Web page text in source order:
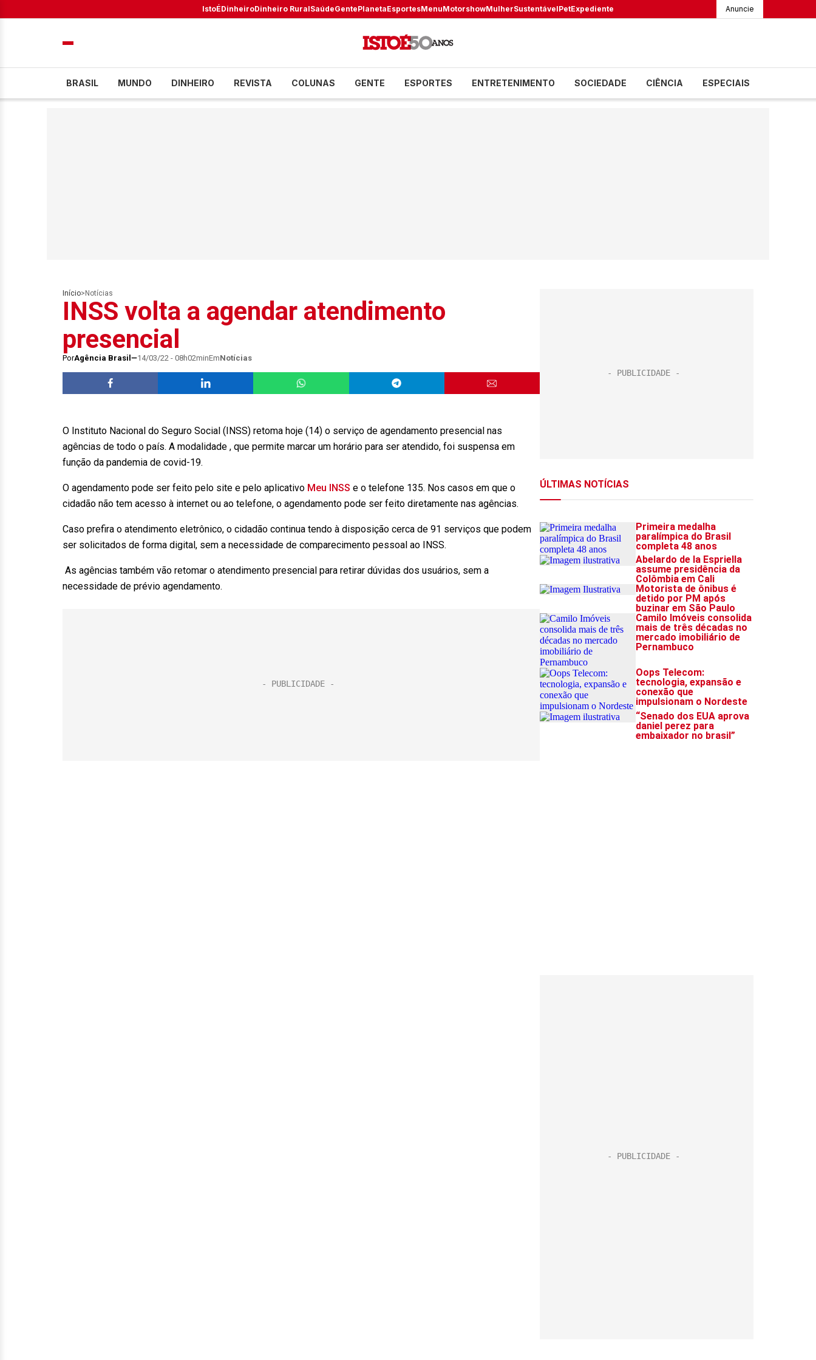
IstoÉDinheiroDinheiro RuralSaúdeGentePlanetaEsportesMenuMotorshowMulherSustentávelPetExpediente Anuncie
BRASIL MUNDO DINHEIRO REVISTA COLUNAS GENTE ESPORTES ENTRETENIMENTO SOCIEDADE CIÊNCIA ESPECIAIS
Início> Notícias
INSS volta a agendar atendimento
presencial
PorAgência Brasil 14/03/22 - 08h02minEmNotícias
O Instituto Nacional do Seguro Social (INSS) retoma hoje (14) o serviço de agendamento presencial nas
agências de todo o país. A modalidade , que permite marcar um horário para ser atendido, foi suspensa em
função da pandemia de covid-19.
O agendamento pode ser feito pelo site e pelo aplicativo Meu INSS e o telefone 135. Nos casos em que o
cidadão não tem acesso à internet ou ao telefone, o agendamento pode ser feito diretamente nas agências.
Caso prefira o atendimento eletrônico, o cidadão continua tendo à disposição cerca de 91 serviços que podem
ser solicitados de forma digital, sem a necessidade de comparecimento pessoal ao INSS.
As agências também vão retomar o atendimento presencial para retirar dúvidas dos usuários, sem a
necessidade de prévio agendamento.